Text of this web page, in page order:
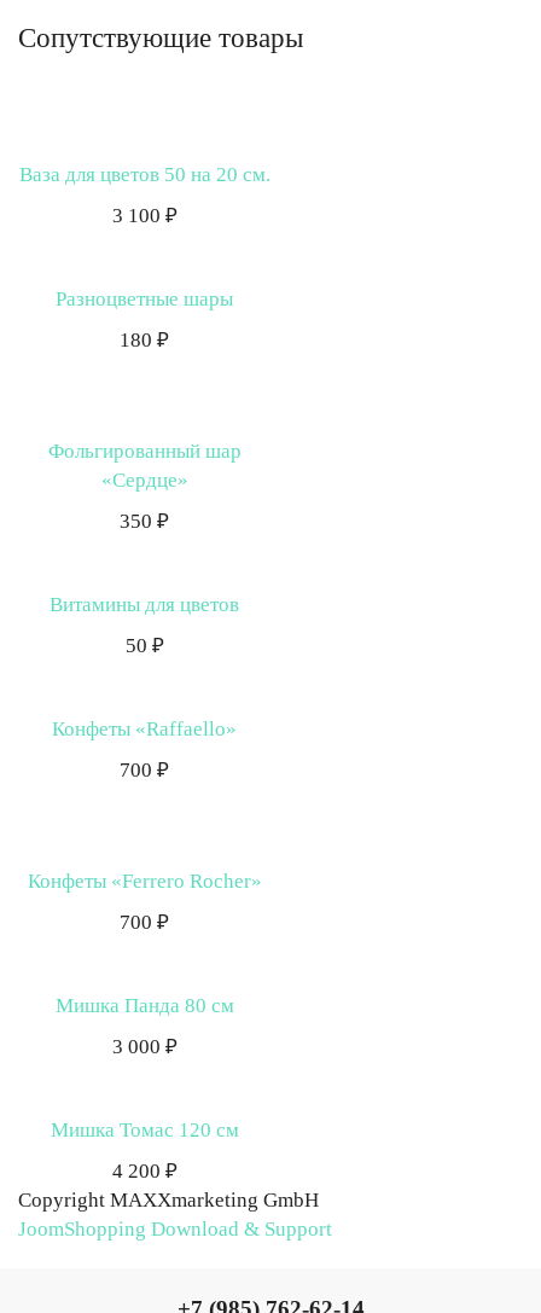
Сопутствующие товары
Ваза для цветов 50 на 20 см.
3 100 ₽
Разноцветные шары
180 ₽
Фольгированный шар
«Сердце»
350 ₽
Витамины для цветов
50 ₽
Конфеты «Raffaello»
700 ₽
Конфеты «Ferrero Rocher»
700 ₽
Мишка Панда 80 см
3 000 ₽
Мишка Томас 120 см
4 200 ₽
Copyright MAXXmarketing GmbH
JoomShopping Download & Support